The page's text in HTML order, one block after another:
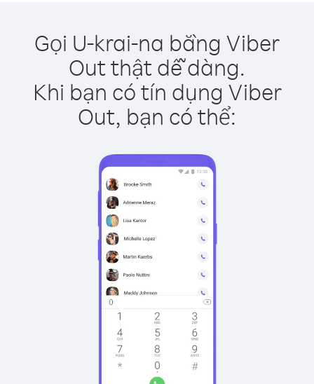
Gọi U-krai-na bằng Viber
Out thật dễ dàng.
Khi bạn có tín dụng Viber
Out, bạn có thể: